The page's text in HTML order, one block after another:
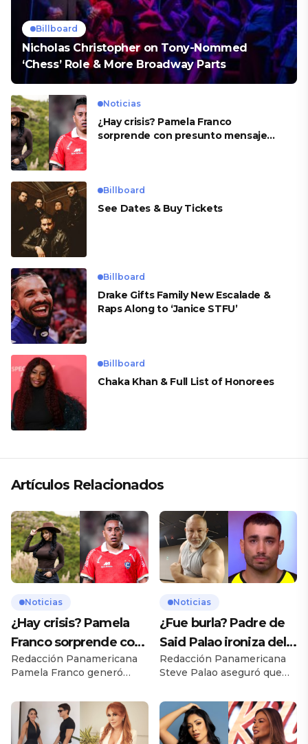
Billboard
Nicholas Christopher on Tony-Nommed
‘Chess’ Role & More Broadway Parts
Noticias
¿Hay crisis? Pamela Franco
sorprende con presunto mensaje
Billboard
See Dates & Buy Tickets
Billboard
Drake Gifts Family New Escalade &
Raps Along to ‘Janice STFU’
Billboard
Chaka Khan & Full List of Honorees
Artículos Relacionados
Noticias
¿Hay crisis? Pamela
Franco sorprende con
presunto mensaje
para Cueva
Redacción Panamericana
Pamela Franco generó
seguidores tras compartir
un reflexivo mensaje sobre
el amor y las decepciones,
publicación que apareció
Noticias
¿Fue burla? Padre de
Said Palao ironiza del
ampay de su hijo en
yate
Redacción Panamericana
Steve Palao aseguró que
Baigorria atraviesan un
mejor momento en su
relación, defendió que sus
problemas se resuelvan en